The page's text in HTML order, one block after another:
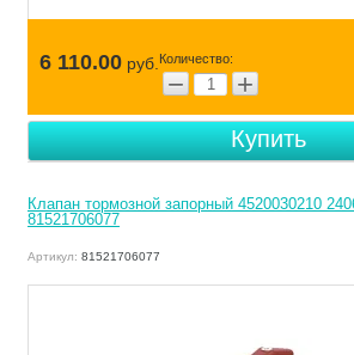
6 110.00 руб. Количество:
− +
Купить
Клапан тормозной запорный 4520030210
81521706077
Артикул: 81521706077